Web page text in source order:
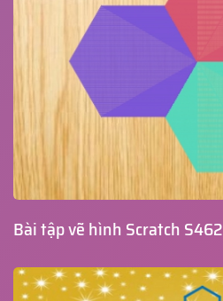
Bài tập vẽ hình Scratch S462